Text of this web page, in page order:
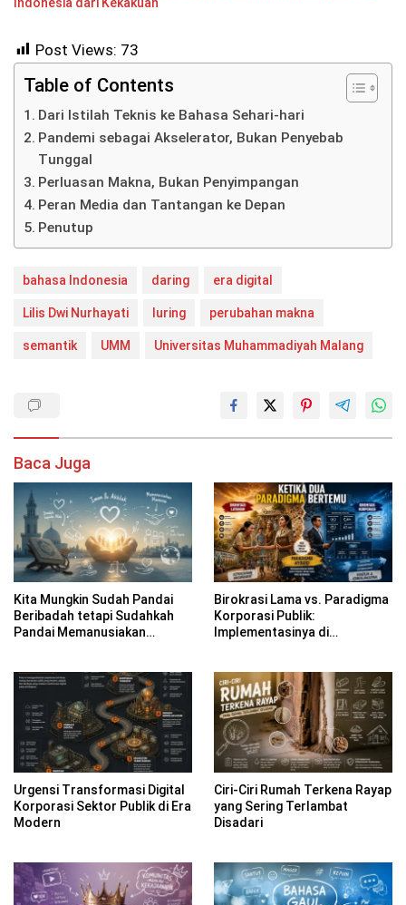
Post Views: 73
Table of Contents
Dari Istilah Teknis ke Bahasa Sehari-hari
Pandemi sebagai Akselerator, Bukan Penyebab
Tunggal
Perluasan Makna, Bukan Penyimpangan
Peran Media dan Tantangan ke Depan
Penutup
bahasa Indonesia daring era digital
Lilis Dwi Nurhayati luring perubahan makna
semantik UMM Universitas Muhammadiyah Malang
Baca Juga
Kita Mungkin Sudah Pandai
Beribadah tetapi Sudahkah
Pandai Memanusiakan
Birokrasi Lama vs. Paradigma
Korporasi Publik:
Implementasinya di
Urgensi Transformasi Digital
Korporasi Sektor Publik di Era
Modern
Ciri-Ciri Rumah Terkena Rayap
yang Sering Terlambat
Disadari